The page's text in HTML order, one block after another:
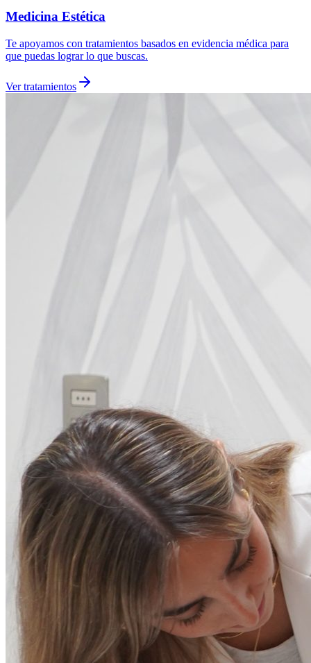
Medicina Estética
Te apoyamos con tratamientos basados en evidencia médica para
que puedas lograr lo que buscas.
Ver tratamientos